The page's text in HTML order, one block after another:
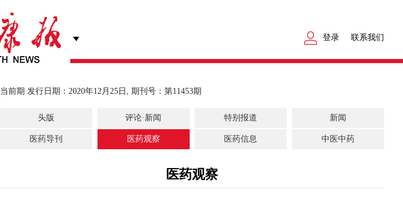
登录 联系我们
当前期 发行日期：2020年12月25日, 期刊号：第11453期
头版 评论·新闻 特别报道 新闻
医药导刊 医药观察 医药信息 中医中药
医药观察